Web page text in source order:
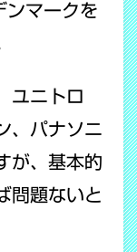
ンマークを
ユニトロ
、パナソニ
が、基本的
問題ないと